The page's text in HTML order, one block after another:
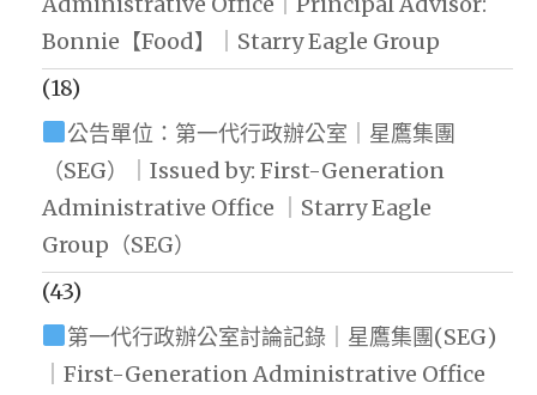
Bonnie【Food】｜Starry Eagle Group
(18)
公告單位：第一代行政辦公室｜星鷹集團
（SEG）｜Issued by: First-Generation
Administrative Office ｜Starry Eagle
Group（SEG）
(43)
第一代行政辦公室討論記錄｜星鷹集團(SEG)
｜First-Generation Administrative Office